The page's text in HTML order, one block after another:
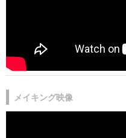
メイキング映像